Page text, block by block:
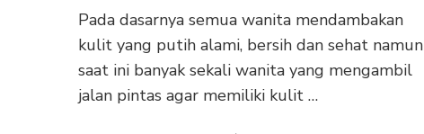
Pada dasarnya semua wanita mendambakan
kulit yang putih alami, bersih dan sehat namun
saat ini banyak sekali wanita yang mengambil
jalan pintas agar memiliki kulit …